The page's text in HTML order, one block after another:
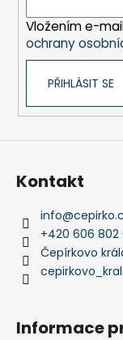
Vložením e-
ochrany
PŘIHLÁSIT SE
Kontakt
info@
+420 606 802
Čepírkovo
Informace